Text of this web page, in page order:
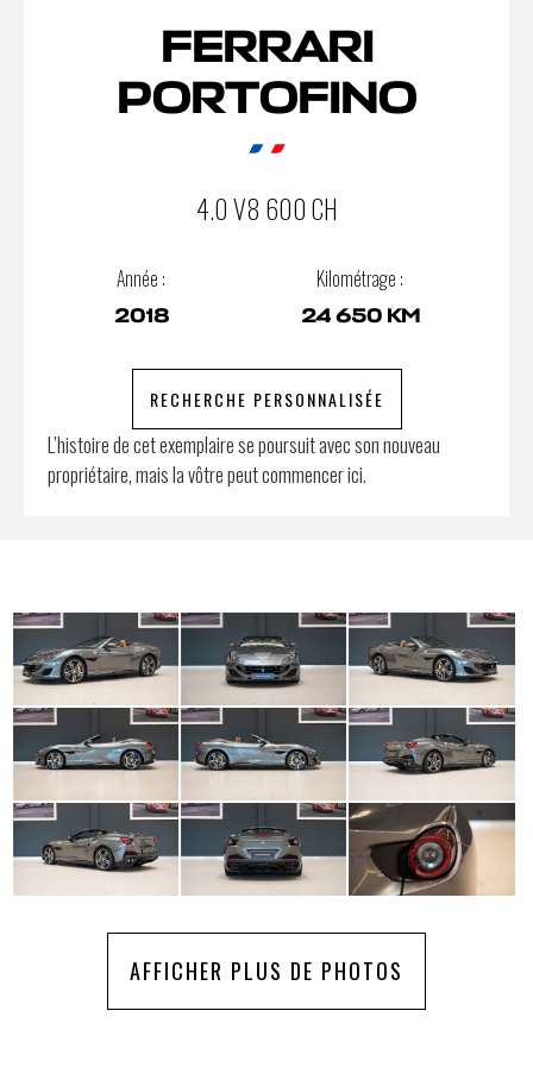
FERRARI
PORTOFINO
4.0 V8 600 CH
Année :
2018
Kilométrage :
24 650 KM
RECHERCHE PERSONNALISÉE
L’histoire de cet exemplaire se poursuit avec son nouveau
propriétaire, mais la vôtre peut commencer ici.
AFFICHER PLUS DE PHOTOS